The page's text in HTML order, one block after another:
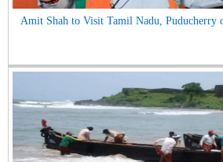
Amit Shah to Visit Tamil Nadu, Puducherry